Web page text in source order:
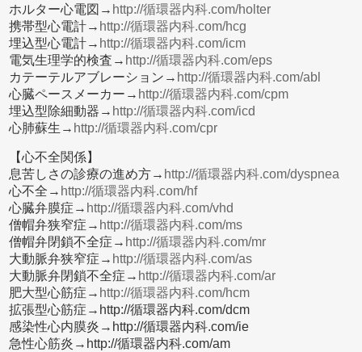
ホルター心電図→ http://循環器内科.com/holter
携帯型心電計→ http://循環器内科.com/hcg
埋込型心電計→ http://循環器内科.com/icm
電気生理学的検査→ http://循環器内科.com/eps
カテーテルアブレーション→ http://循環器内科.com/abl
心臓ペースメーカー→ http://循環器内科.com/cpm
埋込型除細動器→ http://循環器内科.com/icd
心肺蘇生→ http://循環器内科.com/cpr
【心不全関係】
息苦しさの診療の進め方→ http://循環器内科.com/dyspnea
心不全→ http://循環器内科.com/hf
心臓弁膜症→ http://循環器内科.com/vhd
僧帽弁狭窄症→ http://循環器内科.com/ms
僧帽弁閉鎖不全症→ http://循環器内科.com/mr
大動脈弁狭窄症→ http://循環器内科.com/as
大動脈弁閉鎖不全症→ http://循環器内科.com/ar
肥大型心筋症→ http://循環器内科.com/hcm
拡張型心筋症→http://循環器内科.com/dcm
感染性心内膜炎→http://循環器内科.com/ie
急性心筋炎→http://循環器内科.com/am